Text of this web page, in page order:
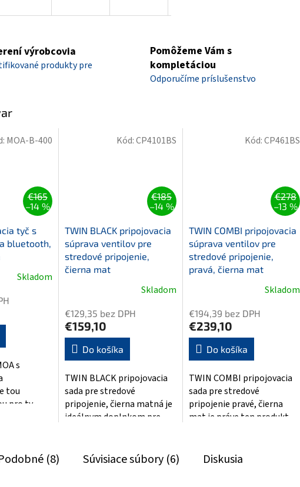
výrobcovia
produkty pre
Pomôžeme Vám s
kompletáciou
Odporučíme príslušenstvo
€165
–14 %
tyč s
bluetooth,
Skladom
s
tou
pro ty,
MOA-B-400
€185
–14 %
TWIN BLACK pripojovacia
súprava ventilov pre
stredové pripojenie,
čierna mat
Skladom
€129,35 bez DPH
€159,10
Do košíka
TWIN BLACK pripojovacia
sada pre stredové
pripojenie, čierna matná je
ideálnym doplnkom pre
Kód:CP4101BS
€278
–13 %
TWIN COMBI pripojovacia
súprava ventilov pre
stredové pripojenie,
pravá, čierna mat
Skladom
€194,39 bez DPH
€239,10
Do košíka
TWIN COMBI pripojovacia
sada pre stredové
pripojenie pravé, čierna
mat je práve ten produkt,
Kód:CP461BS
(8) Súvisiace súbory (6) Diskusia